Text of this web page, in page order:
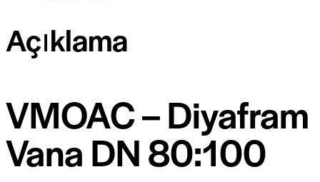
Açıklama
VMOAC – Diyafram
Vana DN 80:100